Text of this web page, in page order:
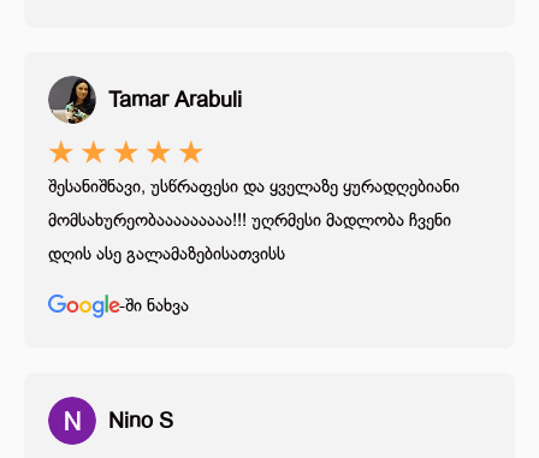
Tamar Arabuli
★ ★ ★ ★ ★
შესანიშნავი, უსწრაფესი და ყველაზე ყურადღებიანი
მომსახურეობააააააააა!!! უღრმესი მადლობა ჩვენი
დღის ასე გალამაზებისათვისს
-ში ნახვა
Nino S